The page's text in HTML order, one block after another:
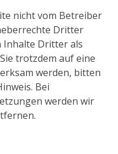
nicht vom Betreiber
Dritter
Inhalte Dritter als
trotzdem auf eine
werden, bitten
Bei
werden wir